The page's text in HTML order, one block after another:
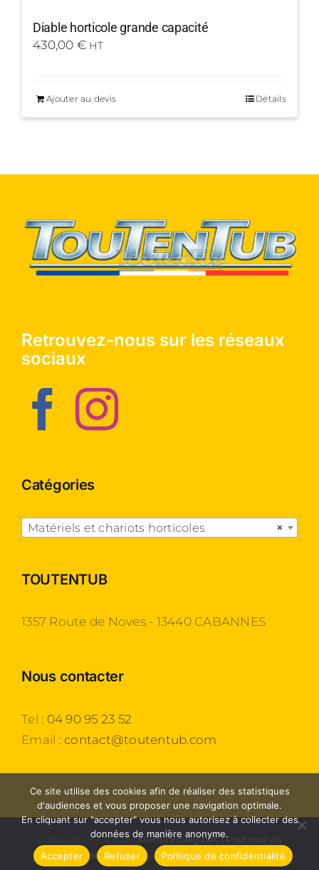
Diable horticole grande capacité
430,00 € HT
Ajouter au devis Détails
Retrouvez-nous sur les réseaux
sociaux
Catégories
×
Matériels et chariots horticoles
TOUTENTUB
1357 Route de Noves - 13440 CABANNES
Nous contacter
Tel : 04 90 95 23 52
Email :contact@toutentub.com
© 2025 TOUTENTUB |Mentions légales|Politique de
confidentialité| Une création Agence 54
Ce site utilise des cookies afin de réaliser des statistiques
d'audiences et vous proposer une navigation optimale.
En cliquant sur "accepter" vous nous autorisez à collecter des
données de manière anonyme.
Accepter
Refuser Politique de confidentialité